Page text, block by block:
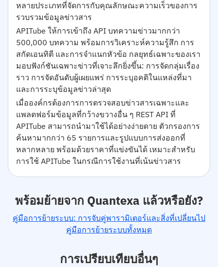
หลายประเภทที่จัดการกับคุณลักษณะความเร็วของการ
รวบรวมข้อมูลข่าวสาร
APITube ให้การเข้าถึง API บทความข่าวมากกว่า
500,000 บทความ พร้อมการวิเคราะห์ความรู้สึก การ
สกัดเอนทิตี และการจำแนกหัวข้อ กลยุทธ์เฉพาะของเรา
มอบฟังก์ชันเฉพาะข่าวที่เจาะลึกยิ่งขึ้น: การจัดกลุ่มเรื่อง
ราว การจัดอันดับผู้เผยแพร่ การระบุอคติในแหล่งที่มา
และการระบุข้อมูลข่าวล่าสุด
เมื่อองค์กรต้องการการตรวจสอบข่าวสารเฉพาะและ
แพลตฟอร์มข้อมูลที่กว้างขวางอื่น ๆ REST API ที่
APITube สามารถนำมาใช้ได้อย่างง่ายดาย ตัวกรองการ
ค้นหามากกว่า 65 รายการและรูปแบบการส่งออกที่
หลากหลาย พร้อมด้วยราคาที่แข่งขันได้ เหมาะสำหรับ
การใช้ APITube ในกรณีการใช้งานที่เน้นข่าวสาร
พร้อมย้ายจาก Quantexa แล้วหรือยัง?
คู่มือการย้ายระบบ: การจับคู่พารามิเตอร์และสิ่งที่เปลี่ยนไป
คู่มือการย้ายระบบทั้งหมด
การเปรียบเทียบอื่นๆ